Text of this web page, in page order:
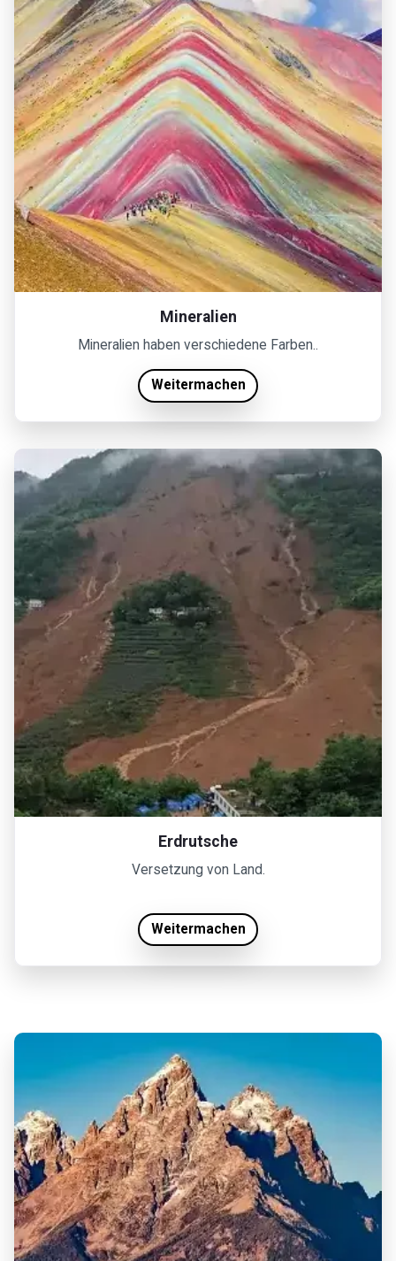
Mineralien
Mineralien haben verschiedene Farben..
Weitermachen
Erdrutsche
Versetzung von Land.
Weitermachen